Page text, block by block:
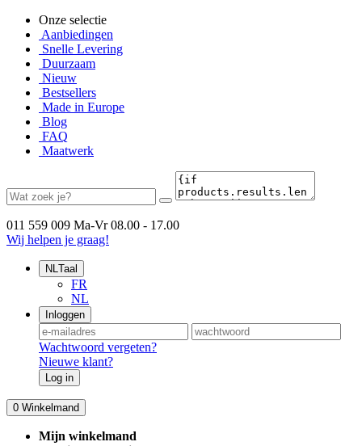
Onze selectie
Aanbiedingen
Snelle Levering
Duurzaam
Nieuw
Bestsellers
Made in Europe
Blog
FAQ
Maatwerk
011 559 009 Ma-Vr 08.00 - 17.00
Wij helpen je graag!
NLTaal
FR
NL
Inloggen
Wachtwoord vergeten?
Nieuwe klant?
Log in
0 Winkelmand
Mijn winkelmand